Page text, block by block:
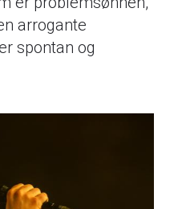
arrogante
spontan og